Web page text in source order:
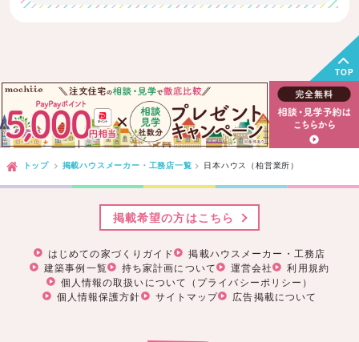
TOP
トップ 掲載ハウスメーカー・工務店一覧 日本ハウス（柏営業所）
はじめての家づくりガイド
掲載ハウスメーカー・工務店
建築事例一覧
持ち家計画について 運営会社
利用規約
個人情報の取扱いについて（プライバシーポリシー）
個人情報保護方針
サイトマップ 広告掲載について
掲載希望の方はこちら